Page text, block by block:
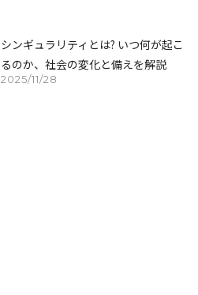
2025/11/28
シンギュラリティとは? いつ何が起こ
るのか、社会の変化と備えを解説